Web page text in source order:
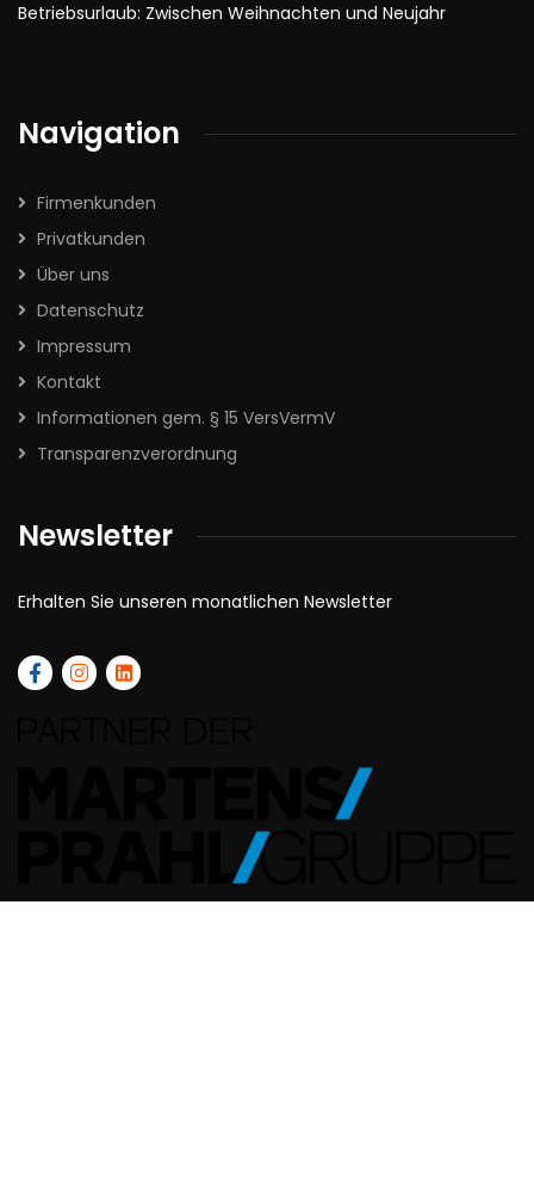
Betriebsurlaub: Zwischen Weihnachten und Neujahr
Navigation
Firmenkunden
Privatkunden
Über uns
Datenschutz
Impressum
Kontakt
Informationen gem. § 15 VersVermV
Transparenzverordnung
Newsletter
Erhalten Sie unseren monatlichen Newsletter